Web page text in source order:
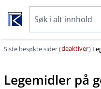
Siste besøkte sider (deaktiver)
Legemidler på